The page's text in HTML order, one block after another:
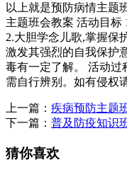
以上就是预防病情主题
主题班会教案 活动目标
2.大胆学念儿歌,掌握保
激发其强烈的自我保护
毒有一定了解。 活动过
需自行辨别。如有侵权
上一篇： 疾病预防主题
下一篇： 普及防疫知识
猜你喜欢